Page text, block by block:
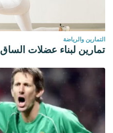
التمارين والرياضة
تمارين لبناء عضلات الساق